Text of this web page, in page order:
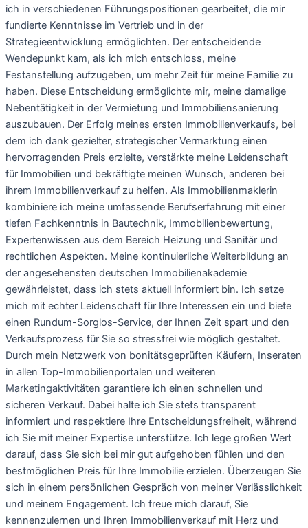
ich in verschiedenen Führungspositionen gearbeitet, die mir
fundierte Kenntnisse im Vertrieb und in der
Strategieentwicklung ermöglichten. Der entscheidende
Wendepunkt kam, als ich mich entschloss, meine
Festanstellung aufzugeben, um mehr Zeit für meine Familie zu
haben. Diese Entscheidung ermöglichte mir, meine damalige
Nebentätigkeit in der Vermietung und Immobiliensanierung
auszubauen. Der Erfolg meines ersten Immobilienverkaufs, bei
dem ich dank gezielter, strategischer Vermarktung einen
hervorragenden Preis erzielte, verstärkte meine Leidenschaft
für Immobilien und bekräftigte meinen Wunsch, anderen bei
ihrem Immobilienverkauf zu helfen. Als Immobilienmaklerin
kombiniere ich meine umfassende Berufserfahrung mit einer
tiefen Fachkenntnis in Bautechnik, Immobilienbewertung,
Expertenwissen aus dem Bereich Heizung und Sanitär und
rechtlichen Aspekten. Meine kontinuierliche Weiterbildung an
der angesehensten deutschen Immobilienakademie
gewährleistet, dass ich stets aktuell informiert bin. Ich setze
mich mit echter Leidenschaft für Ihre Interessen ein und biete
einen Rundum-Sorglos-Service, der Ihnen Zeit spart und den
Verkaufsprozess für Sie so stressfrei wie möglich gestaltet.
Durch mein Netzwerk von bonitätsgeprüften Käufern, Inseraten
in allen Top-Immobilienportalen und weiteren
Marketingaktivitäten garantiere ich einen schnellen und
sicheren Verkauf. Dabei halte ich Sie stets transparent
informiert und respektiere Ihre Entscheidungsfreiheit, während
ich Sie mit meiner Expertise unterstütze. Ich lege großen Wert
darauf, dass Sie sich bei mir gut aufgehoben fühlen und den
bestmöglichen Preis für Ihre Immobilie erzielen. Überzeugen Sie
sich in einem persönlichen Gespräch von meiner Verlässlichkeit
und meinem Engagement. Ich freue mich darauf, Sie
kennenzulernen und Ihren Immobilienverkauf mit Herz und